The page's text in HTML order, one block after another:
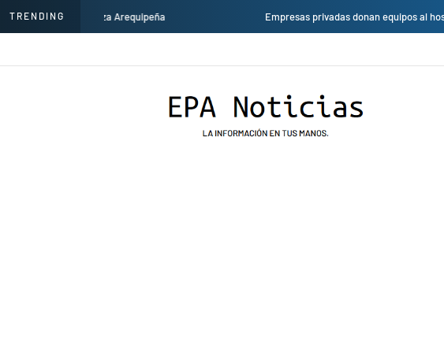
TRENDING Empresas privadas donan equipos al hospital Honorio Delgado para